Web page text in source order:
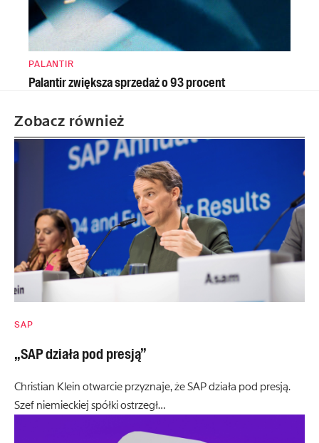
PALANTIR
Palantir zwiększa sprzedaż o 93 procent
Zobacz również
SAP
„SAP działa pod presją”
Christian Klein otwarcie przyznaje, że SAP działa pod presją.
Szef niemieckiej spółki ostrzegł…